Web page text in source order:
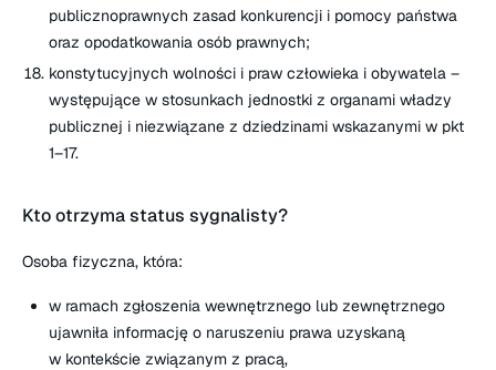
publicznoprawnych zasad konkurencji i pomocy państwa
oraz opodatkowania osób prawnych;
konstytucyjnych wolności i praw człowieka i obywatela –
występujące w stosunkach jednostki z organami władzy
publicznej i niezwiązane z dziedzinami wskazanymi w pkt
1–17.
Kto otrzyma status sygnalisty?
Osoba fizyczna, która:
w ramach zgłoszenia wewnętrznego lub zewnętrznego
ujawniła informację o naruszeniu prawa uzyskaną
w kontekście związanym z pracą,